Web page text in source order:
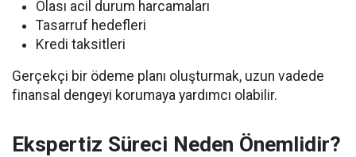
Olası acil durum harcamaları
Tasarruf hedefleri
Kredi taksitleri
Gerçekçi bir ödeme planı oluşturmak, uzun vadede
finansal dengeyi korumaya yardımcı olabilir.
Ekspertiz Süreci Neden Önemlidir?